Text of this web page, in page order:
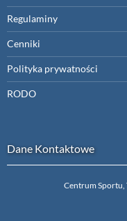
Regulaminy
Cenniki
Polityka prywatności
RODO
Dane Kontaktowe
Centrum Sportu,